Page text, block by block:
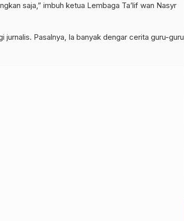
saja,” imbuh ketua Lembaga Ta’lif wan Nasyr
Pasalnya, Ia banyak dengar cerita guru-guru